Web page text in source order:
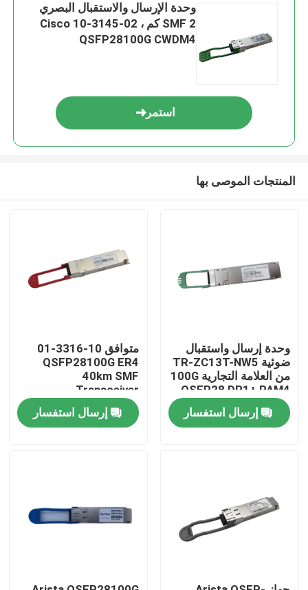
مسكن
معلومات عنا
وحدة الإرسال والاستقبال البصري
SMF 2 كم ، Cisco 10-3145-02
QSFP28100G CWDM4
استمر
المنتجات الموصى بها
وحدة إرسال واستقبال
ضوئية TR-ZC13T-NW5
من العلامة التجارية 100G
QSFP28 DR1+ PAM4
500M
إرسال استفسار
متوافق 10-3316-01
QSFP28100G ER4
40km SMF
Transceiver
إرسال استفسار